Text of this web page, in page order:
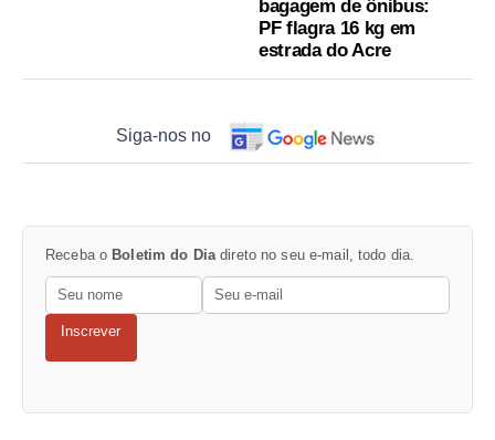
bagagem de ônibus:
PF flagra 16 kg em
estrada do Acre
Siga-nos no
Receba o Boletim do Diadireto no seu e-mail, todo dia.
Inscrever